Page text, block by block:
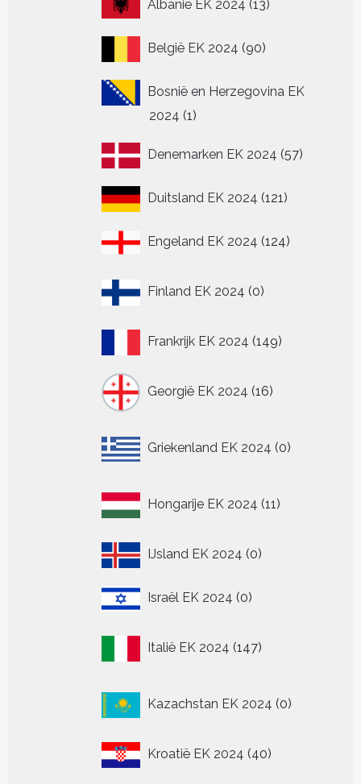
Albanië EK 2024 13
België EK 2024 9090
Bosnië en Herzegovina EK
2024 11
Denemarken EK 2024 5757
Duitsland EK 2024 121121
Engeland EK 2024 124124
Finland EK 2024 0
producten
Frankrijk EK 2024 149149
Georgië EK 2024 16
producten
Griekenland EK 2024 0
producten
Hongarije EK 2024 11
producten
IJsland EK 2024 00
Israël EK 2024 00
Italië EK 2024 147
producten
Kazachstan EK 2024 0
producten
Kroatië EK 2024 4040